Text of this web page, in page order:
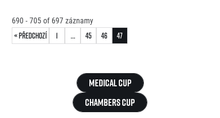
690 - 705of 697záznamy
« Předchozí 1 … 45 46 47
Medical Cup
Chambers Cup